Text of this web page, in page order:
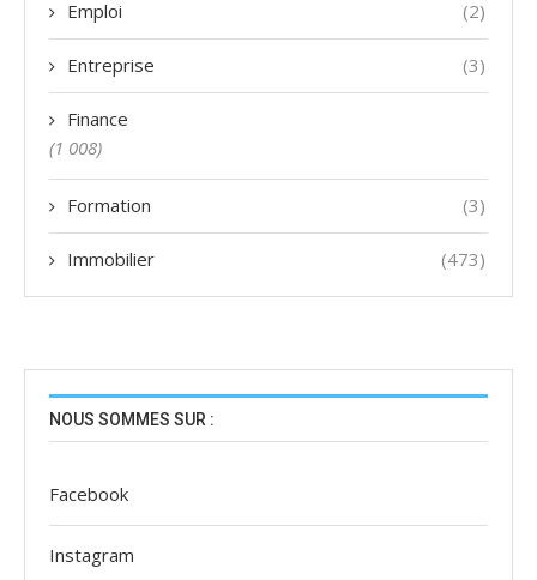
Emploi (2)
Entreprise (3)
Finance
(1 008)
Formation (3)
Immobilier (473)
NOUS SOMMES SUR :
Facebook
Instagram